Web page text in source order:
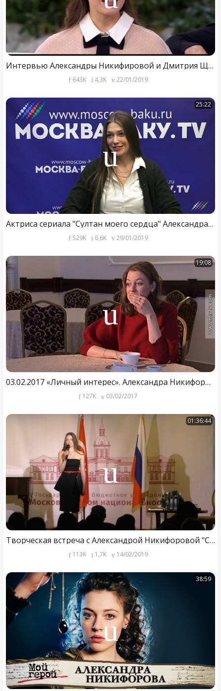
Интервью Александры Никифировой и Дмитрия Щербина.
643K 4,3K 22/01/2019
25:22
Актриса сериала "Султан моего сердца" Александра Никифорова раскрыла подробности личной жизни
529K 6,6K 29/01/2019
19:08
03.02.2017 «Личный интерес». Александра Никифорова
127K 03/02/2017
01:36:44
Творческая встреча с Александрой Никифоровой "Султан моего сердца"
113K 1,7K 14/02/2019
38:59